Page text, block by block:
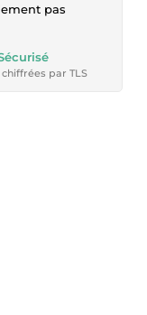
pas
par TLS